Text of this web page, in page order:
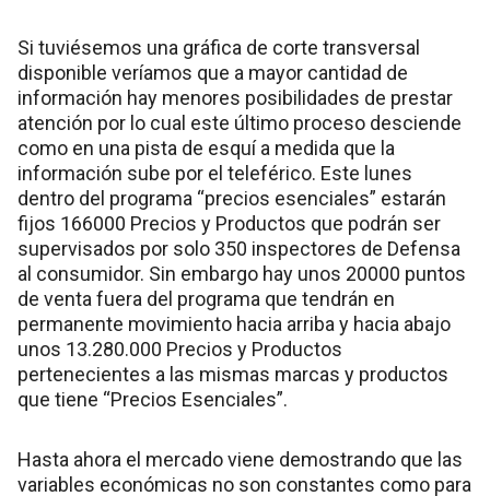
Si tuviésemos una gráfica de corte transversal
disponible veríamos que a mayor cantidad de
información hay menores posibilidades de prestar
atención por lo cual este último proceso desciende
como en una pista de esquí a medida que la
información sube por el teleférico. Este lunes
dentro del programa “precios esenciales” estarán
fijos 166000 Precios y Productos que podrán ser
supervisados por solo 350 inspectores de Defensa
al consumidor. Sin embargo hay unos 20000 puntos
de venta fuera del programa que tendrán en
permanente movimiento hacia arriba y hacia abajo
unos 13.280.000 Precios y Productos
pertenecientes a las mismas marcas y productos
que tiene “Precios Esenciales”.
Hasta ahora el mercado viene demostrando que las
variables económicas no son constantes como para